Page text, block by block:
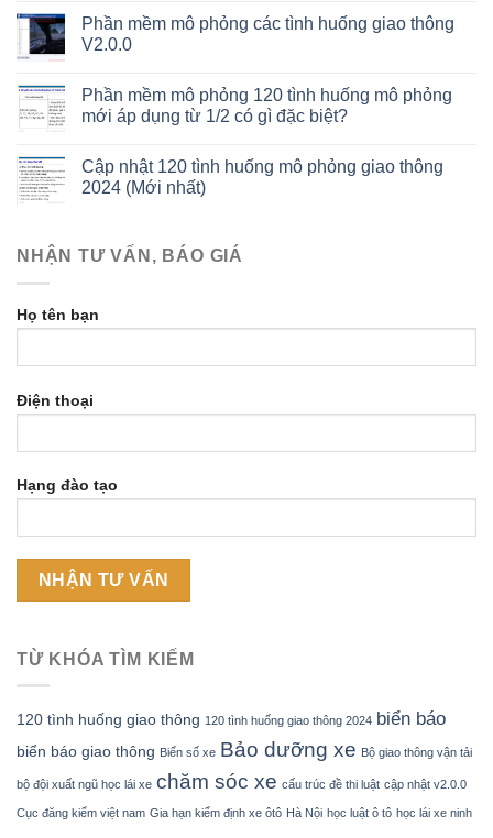
Phần mềm mô phỏng các tình huống giao thông
V2.0.0
Phần mềm mô phỏng 120 tình huống mô phỏng
mới áp dụng từ 1/2 có gì đặc biệt?
Cập nhật 120 tình huống mô phỏng giao thông
2024 (Mới nhất)
NHẬN TƯ VẤN, BÁO GIÁ
Họ tên bạn
Điện thoại
Hạng đào tạo
TỪ KHÓA TÌM KIẾM
120 tình huống giao thông 120 tình huống giao thông 2024 biển báo
biển báo giao thông Biển số xe Bảo dưỡng xe Bộ giao thông vận tải
bộ đội xuất ngũ học lái xe chăm sóc xe cấu trúc đề thi luật cập nhật v2.0.0
Cục đăng kiểm việt nam Gia hạn kiểm định xe ôtô Hà Nội học luật ô tô học lái xe ninh